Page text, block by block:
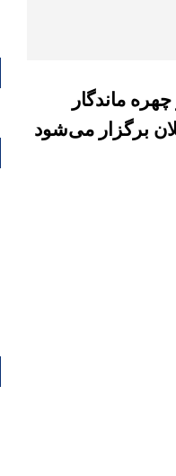
ماندگار
برگزار می‌شود